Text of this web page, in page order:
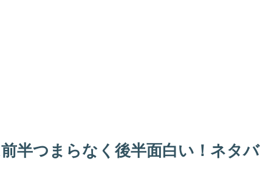
半つまらなく後半面白い！ネタバ